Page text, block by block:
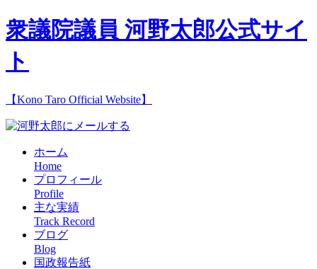
衆議院議員 河野太郎公式サイ
ト
【Kono Taro Official Website】
ホーム
Home
プロフィール
Profile
主な実績
Track Record
ブログ
Blog
国政報告紙